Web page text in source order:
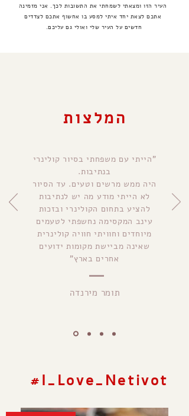
לסיור תרבות וקולינריה
לפרטים והרשמה
העיר הזו ומצאתי לשמחתי את התשובות לכך. אני מזמינה
אתכם לצאת יחד איתי למסע בו אחשוף אתכם לצדדים
חדשים על העיר שלי ואולי גם עליכם.
המלצות
"הייתי עם משפחתי בסיור קולינרי
בנתיבות.
היה ממש מרשים וטעים. עד הסיור
לא הייתי מודע מה יש לנתיבות
להציע בתחום הקולינרי ובזכות
עינב המקסימה נחשפתי לטעמים
מיוחדים וחוויתי חוויה קולינרית
שאינה מביישת מקומות ידועים
אחרים בארץ"
תומר מירנדה
#I_Love_Netivot